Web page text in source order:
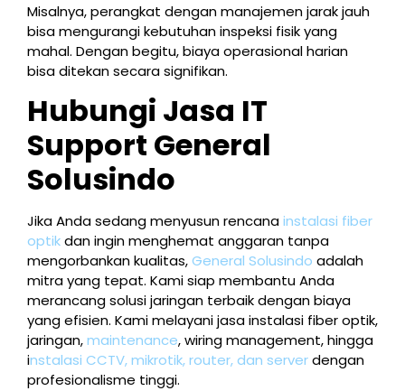
Misalnya, perangkat dengan manajemen jarak jauh
bisa mengurangi kebutuhan inspeksi fisik yang
mahal. Dengan begitu, biaya operasional harian
bisa ditekan secara signifikan.
Hubungi Jasa IT
Support General
Solusindo
Jika Anda sedang menyusun rencanainstalasi fiber
optikdan ingin menghemat anggaran tanpa
mengorbankan kualitas,General Solusindo adalah
mitra yang tepat. Kami siap membantu Anda
merancang solusi jaringan terbaik dengan biaya
yang efisien. Kami melayani jasa instalasi fiber optik,
jaringan,maintenance, wiring management, hingga
instalasi CCTV, mikrotik, router, dan serverdengan
profesionalisme tinggi.